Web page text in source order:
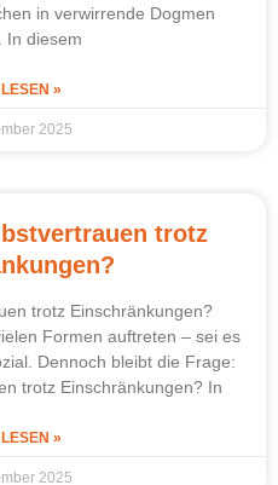
in verwirrende Dogmen
In diesem
»
2025
trotz
trotz Einschränkungen?
Formen auftreten – sei es
Dennoch bleibt die Frage:
trotz Einschränkungen? In
»
2025